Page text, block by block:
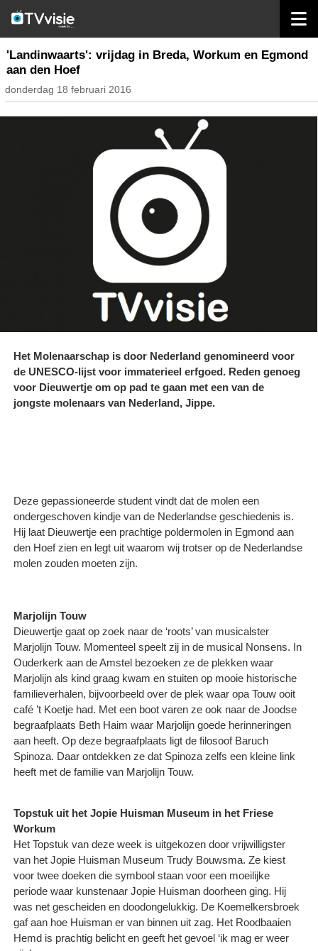
inhoud nederland
'Landinwaarts': vrijdag in Breda, Workum en Egmond
aan den Hoef
donderdag 18 februari 2016
Het Molenaarschap is door Nederland genomineerd voor
de UNESCO-lijst voor immaterieel erfgoed. Reden genoeg
voor Dieuwertje om op pad te gaan met een van de
jongste molenaars van Nederland, Jippe.
Deze gepassioneerde student vindt dat de molen een
ondergeschoven kindje van de Nederlandse geschiedenis is.
Hij laat Dieuwertje een prachtige poldermolen in Egmond aan
den Hoef zien en legt uit waarom wij trotser op de Nederlandse
molen zouden moeten zijn.
Marjolijn Touw
Dieuwertje gaat op zoek naar de ‘roots’ van musicalster
Marjolijn Touw. Momenteel speelt zij in de musical Nonsens. In
Ouderkerk aan de Amstel bezoeken ze de plekken waar
Marjolijn als kind graag kwam en stuiten op mooie historische
familieverhalen, bijvoorbeeld over de plek waar opa Touw ooit
café ’t Koetje had. Met een boot varen ze ook naar de Joodse
begraafplaats Beth Haim waar Marjolijn goede herinneringen
aan heeft. Op deze begraafplaats ligt de filosoof Baruch
Spinoza. Daar ontdekken ze dat Spinoza zelfs een kleine link
heeft met de familie van Marjolijn Touw.
Topstuk uit het Jopie Huisman Museum in het Friese
Workum
Het Topstuk van deze week is uitgekozen door vrijwilligster
van het Jopie Huisman Museum Trudy Bouwsma. Ze kiest
voor twee doeken die symbool staan voor een moeilijke
periode waar kunstenaar Jopie Huisman doorheen ging. Hij
was net gescheiden en doodongelukkig. De Koemelkersbroek
gaf aan hoe Huisman er van binnen uit zag. Het Roodbaaien
Hemd is prachtig belicht en geeft het gevoel ‘ik mag er weer